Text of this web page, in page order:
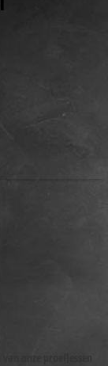
onze proeflessen